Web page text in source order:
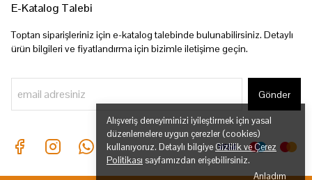
Alışveriş deneyiminizi iyileştirmek için yasal
düzenlemelere uygun çerezler (cookies)
kullanıyoruz. Detaylı bilgiye Gizlilik ve Çerez
Politikası sayfamızdan erişebilirsiniz.
Anladım
E-Katalog Talebi
Toptan siparişleriniz için e-katalog talebinde bulunabilirsiniz. Detaylı
ürün bilgileri ve fiyatlandırma için bizimle iletişime geçin.
Gönder